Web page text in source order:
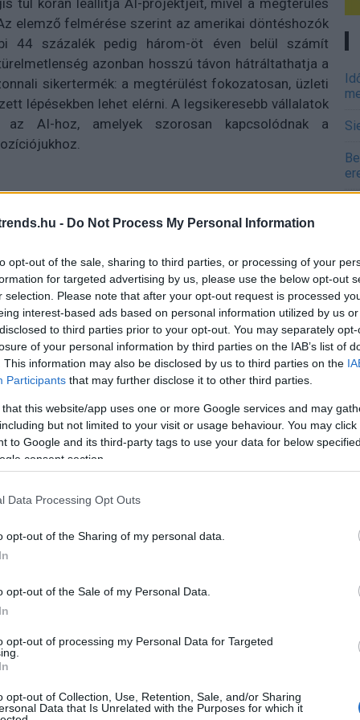
- Do Not Process My Personal Information
opt-out of the sale, sharing to third parties, or processing of your
for targeted advertising by us, please use the below opt-out
selection. Please note that after your opt-out request is processed
interest-based ads based on personal information utilized by us
to third parties prior to your opt-out. You may separately
of your personal information by third parties on the IAB’s list of
This information may also be disclosed by us to third parties on the
Participants that may further disclose it to other third parties.
that this website/app uses one or more Google services and may
but not limited to your visit or usage behaviour. You may
to Google and its third-party tags to use your data for below
consent section.
Data Processing Opt Outs
opt-out of the Sharing of my personal data.
opt-out of the Sale of my Personal Data.
opt-out of processing my Personal Data for Targeted
opt-out of Collection, Use, Retention, Sale, and/or Sharing
Data that Is Unrelated with the Purposes for which it
túl korán leállítja AI-projektjeit, mivel a megtérülés
elemző felmérése szerint az amerikai döntéshozók
44 százalék pedig három-öt éven belül számít
azonban hosszú távon hátráltathatja a
sikertermék: a megtérülést fokozatosan, üzleti
lépésekben lehet elérni. A legsikeresebb vállalatok
az AI-hoz, amelyek szorosan kapcsolódnak a
az elmúlt évben jelentősen megnőtt, sok
a hozzá fűzött reményeket. Ezért idén a vállalatok
eredményeket hozó prediktív AI-megoldásokhoz. A
volt a prediktív (36%) és a generatív (35%)
tovább erősödik. A vállalat becslései szerint 2025-
technológiákra épül, olyan területekre helyezve a
személyre szabása, az ellátási lánc
intelligencia együttes használata várható,
és pontosabbá tehetik a generatív
iránt, amelyek képesek önállóan végrehajtani
a saját agentic megoldások fejlesztésének útján. A
elbukik, ha a cégek egyedül vágnak bele a
ugyanis több különféle modellre, kifinomult
szükség.
tapasztalt partnerekre és stabil, jól
a biztonságos, vállalati felhasználásra szánt
átlátható és rugalmas módon vezethetnek be
felépítésű, könnyen bővíthető megoldás
az irányítást saját AI-megoldásaik felett,
előre.
A